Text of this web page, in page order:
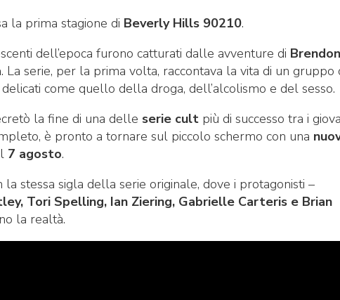
la prima stagione di Beverly Hills 90210.
dell’epoca furono catturati dalle avventure di
. La serie, per la prima volta, raccontava la vita di un gruppo
come quello della droga, dell’alcolismo e del sesso.
la fine di una delle serie cult più di successo tra i
è pronto a tornare sul piccolo schermo con una
7 agosto.
stessa sigla della serie originale, dove i protagonisti –
Tori Spelling, Ian Ziering, Gabrielle Carteris e Brian
la realtà.